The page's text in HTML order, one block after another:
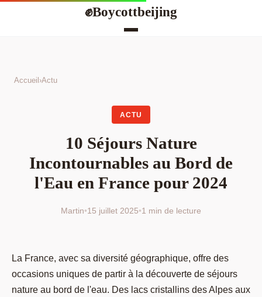
✊Boycottbeijing
Accueil ›Actu
ACTU
10 Séjours Nature
Incontournables au Bord de
l'Eau en France pour 2024
Martin•15 juillet 2025•1 min de lecture
La France, avec sa diversité géographique, offre des
occasions uniques de partir à la découverte de séjours
nature au bord de l'eau. Des lacs cristallins des Alpes aux